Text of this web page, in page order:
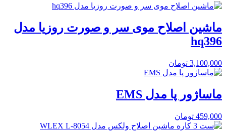
ماشین اصلاح موی سر و صورت روزیا مدل
hq396
3,100,000 تومان
ماساژور پا مدل EMS
459,000 تومان